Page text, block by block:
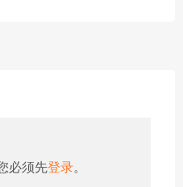
必须先登录。